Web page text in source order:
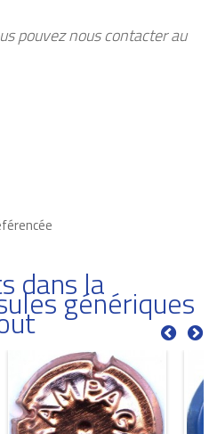
pouvez nous contacter au
dans lagénériques